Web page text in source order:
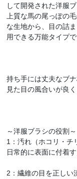
して開発された洋服ブ
上質な馬の尾っぽの
な生地から、目の詰
用できる万能タイプで
持ち手には丈夫なブ
見た目の風合いが良
～洋服ブラシの役割～
1：汚れ（ホコリ・チ
日常的に表面に付着
2：繊維の目を正しい